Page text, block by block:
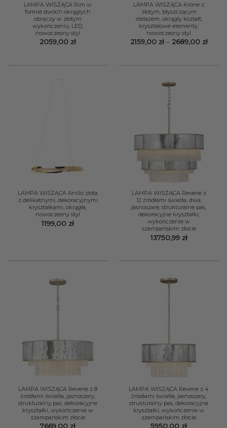
LAMPA WISZĄCA Rim w
formie dwóch okrągłych
obręczy w złotym
wykończeniu, LED,
nowoczesny styl
2059,00 zł
LAMPA WISZĄCA Krone z
złotym, błyszczącym
stelażem, okrągły kształt,
kryształowe elementy,
nowoczesny styl
2159,00 zł – 2689,00 zł
do
LAMPA WISZĄCA Anillo złota
z delikatnymi, dekoracyjnymi
kryształkami, okrągła,
nowoczesny styl
1199,00 zł
LAMPA WISZĄCA Reverie z
12 źródłami światła, dwa,
jasnoszare, strukturalne pas,
dekoracyjne kryształki,
wykończenie w
szampańskim złocie
13750,99 zł
LAMPA WISZĄCA Reverie z 8
źródłami światła, jasnoszary,
strukturalny pas, dekoracyjne
kryształki, wykończenie w
szampańskim złocie
7669,00 zł
LAMPA WISZĄCA Reverie z 4
źródłami światła, jasnoszary,
strukturalny pas, dekoracyjne
kryształki, wykończenie w
szampańskim złocie
5950,00 zł